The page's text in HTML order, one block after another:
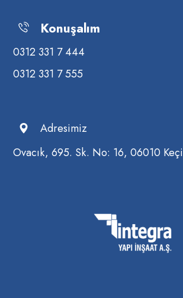
Konuşalım
0312 331 7 444
0312 331 7 555
Adresimiz
Ovacık, 695. Sk. No: 16, 06010